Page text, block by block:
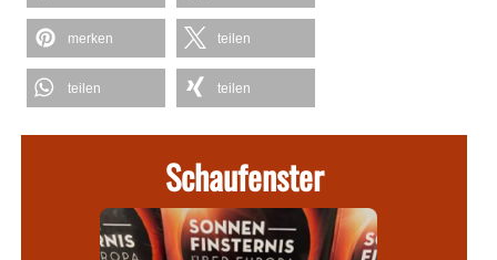
merken teilen
teilen teilen
Schaufenster